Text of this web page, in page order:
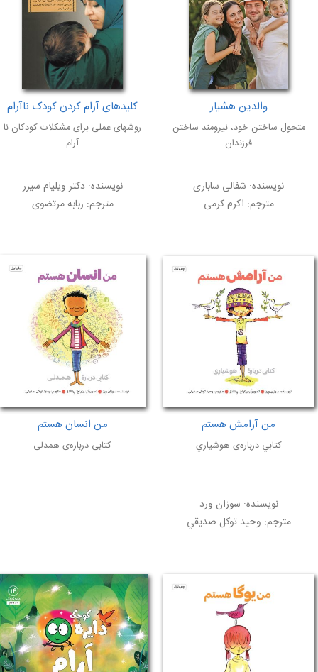
والدین هشیار
متحول ساختن خود، نيرومند ساختن
فرزندان
نویسنده:شفالی ساباری
مترجم:اکرم کرمی
کلیدهای آرام کردن کودک ناآرام
روشهای عملی برای مشکلات کودکان نا
آرام
نویسنده:دکتر ویلیام سیزر
مترجم:ربابه مرتضوی
من آرامش هستم
كتابي درباره‌ی هوشياري
نویسنده:سوزان ورد
مترجم:وحيد توكل صديقي
من انسان هستم
کتابی درباره‌ی همدلی